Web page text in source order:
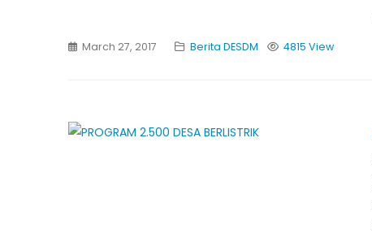
March 27, 2017 Berita DESDM 4815 View